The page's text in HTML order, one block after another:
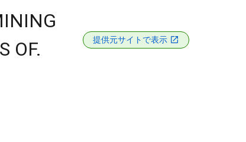
OF.
提供元サイトで表示